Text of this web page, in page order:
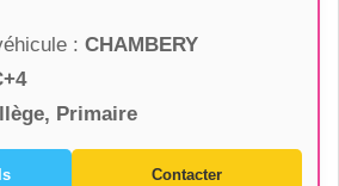
: CHAMBERY
Primaire
Contacter